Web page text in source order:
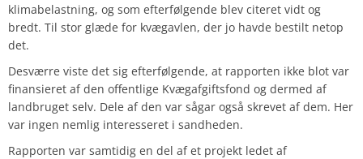
klimabelastning, og som efterfølgende blev citeret vidt og
bredt. Til stor glæde for kvægavlen, der jo havde bestilt netop
det.
Desværre viste det sig efterfølgende, at rapporten ikke blot var
finansieret af den offentlige Kvægafgiftsfond og dermed af
landbruget selv. Dele af den var sågar også skrevet af dem. Her
var ingen nemlig interesseret i sandheden.
Rapporten var samtidig en del af et projekt ledet af